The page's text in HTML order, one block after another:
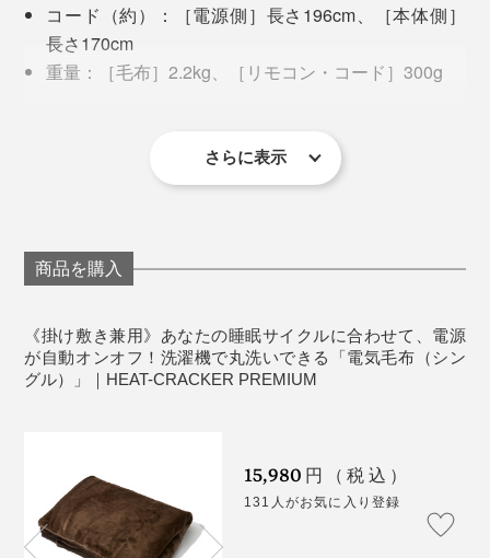
は、ぜひ毛足の長いふわふわ面（表面）を肌に当ててく
ソファに敷けば、ホットカーペットならぬ“ホットソフ
ァ”のできあがり！お尻や足元が冷えがちな方に、おす
げでまったく感じることなく、朝までぐっすり。
クと動けて朝の支度もスムーズ。
2022年より毛並みがリッチな『HEAT-CRACKER
コード（約）：［電源側］長さ196cm、［本体側］
長さ170cm
重量：［毛布］2.2kg、［リモコン・コード］300g
たて糸］ポリエステル100％、［発熱布／よこ糸（毛
羽）］ポリエステル70％、アクリル30％
表面温度（約）：「弱」21℃、「中」33℃、「強」
消費電力（約）：「弱」13Wh、「中」30Wh、
「強」57Wh
さらに表示
商品を購入
《掛け敷き兼用》あなたの睡眠サイクルに合わせて、電源
が自動オンオフ！洗濯機で丸洗いできる「電気毛布（シン
グル）」｜HEAT-CRACKER PREMIUM
15,980 円（税込）
131人がお気に入り登録